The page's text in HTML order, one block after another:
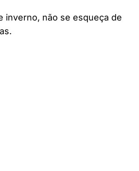
inverno, não se esqueça de